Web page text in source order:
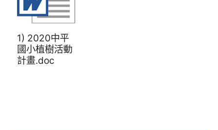
1) 2020中平
國小植樹活動
計畫.doc